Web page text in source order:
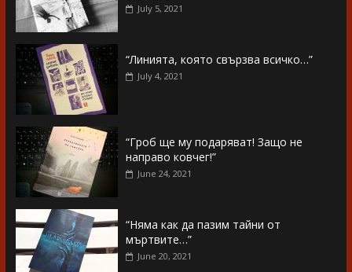
July 5, 2021
“Линията, която свързва всичко…”
July 4, 2021
“Гроб ще му подаряват! Защо не
направо ковчег!”
June 24, 2021
“Няма как да пазим тайни от
мъртвите…”
June 20, 2021